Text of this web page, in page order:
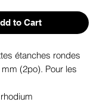
to Cart
étanches rondes
(2po). Pour les